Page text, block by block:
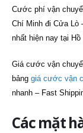
Cước phí vận
Chí Minh đi Cửa Lò
nhất hiện nay tại Hồ
Giá cước vận
bảng giá cước vận
nhanh – Fast
Các mặt